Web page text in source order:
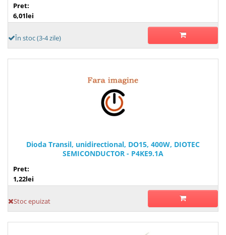
Pret:
6,01lei
În stoc (3-4 zile)
Dioda Transil, unidirectional, DO15, 400W, DIOTEC
SEMICONDUCTOR - P4KE9.1A
Pret:
1,22lei
Stoc epuizat